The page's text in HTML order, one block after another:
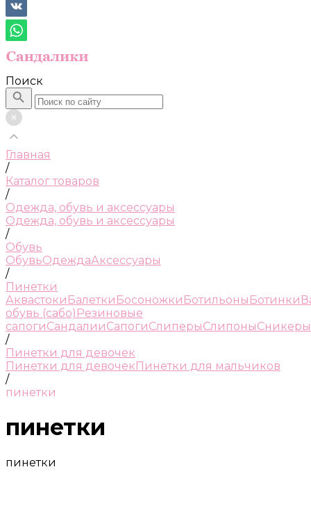
Поиск
Главная
/
Каталог товаров
/
Одежда, обувь и аксессуары
Одежда, обувь и аксессуары
/
Обувь
ОбувьОдеждаАксессуары
/
Пинетки
Аквастоки Балетки Босоножки Ботильоны Ботинки
обувь (сабо) Резиновые
сапогиСандалииСапогиСлиперыСлипоныСникеры
/
Пинетки для девочек
Пинетки для девочекПинетки для мальчиков
/
пинетки
пинетки
пинетки